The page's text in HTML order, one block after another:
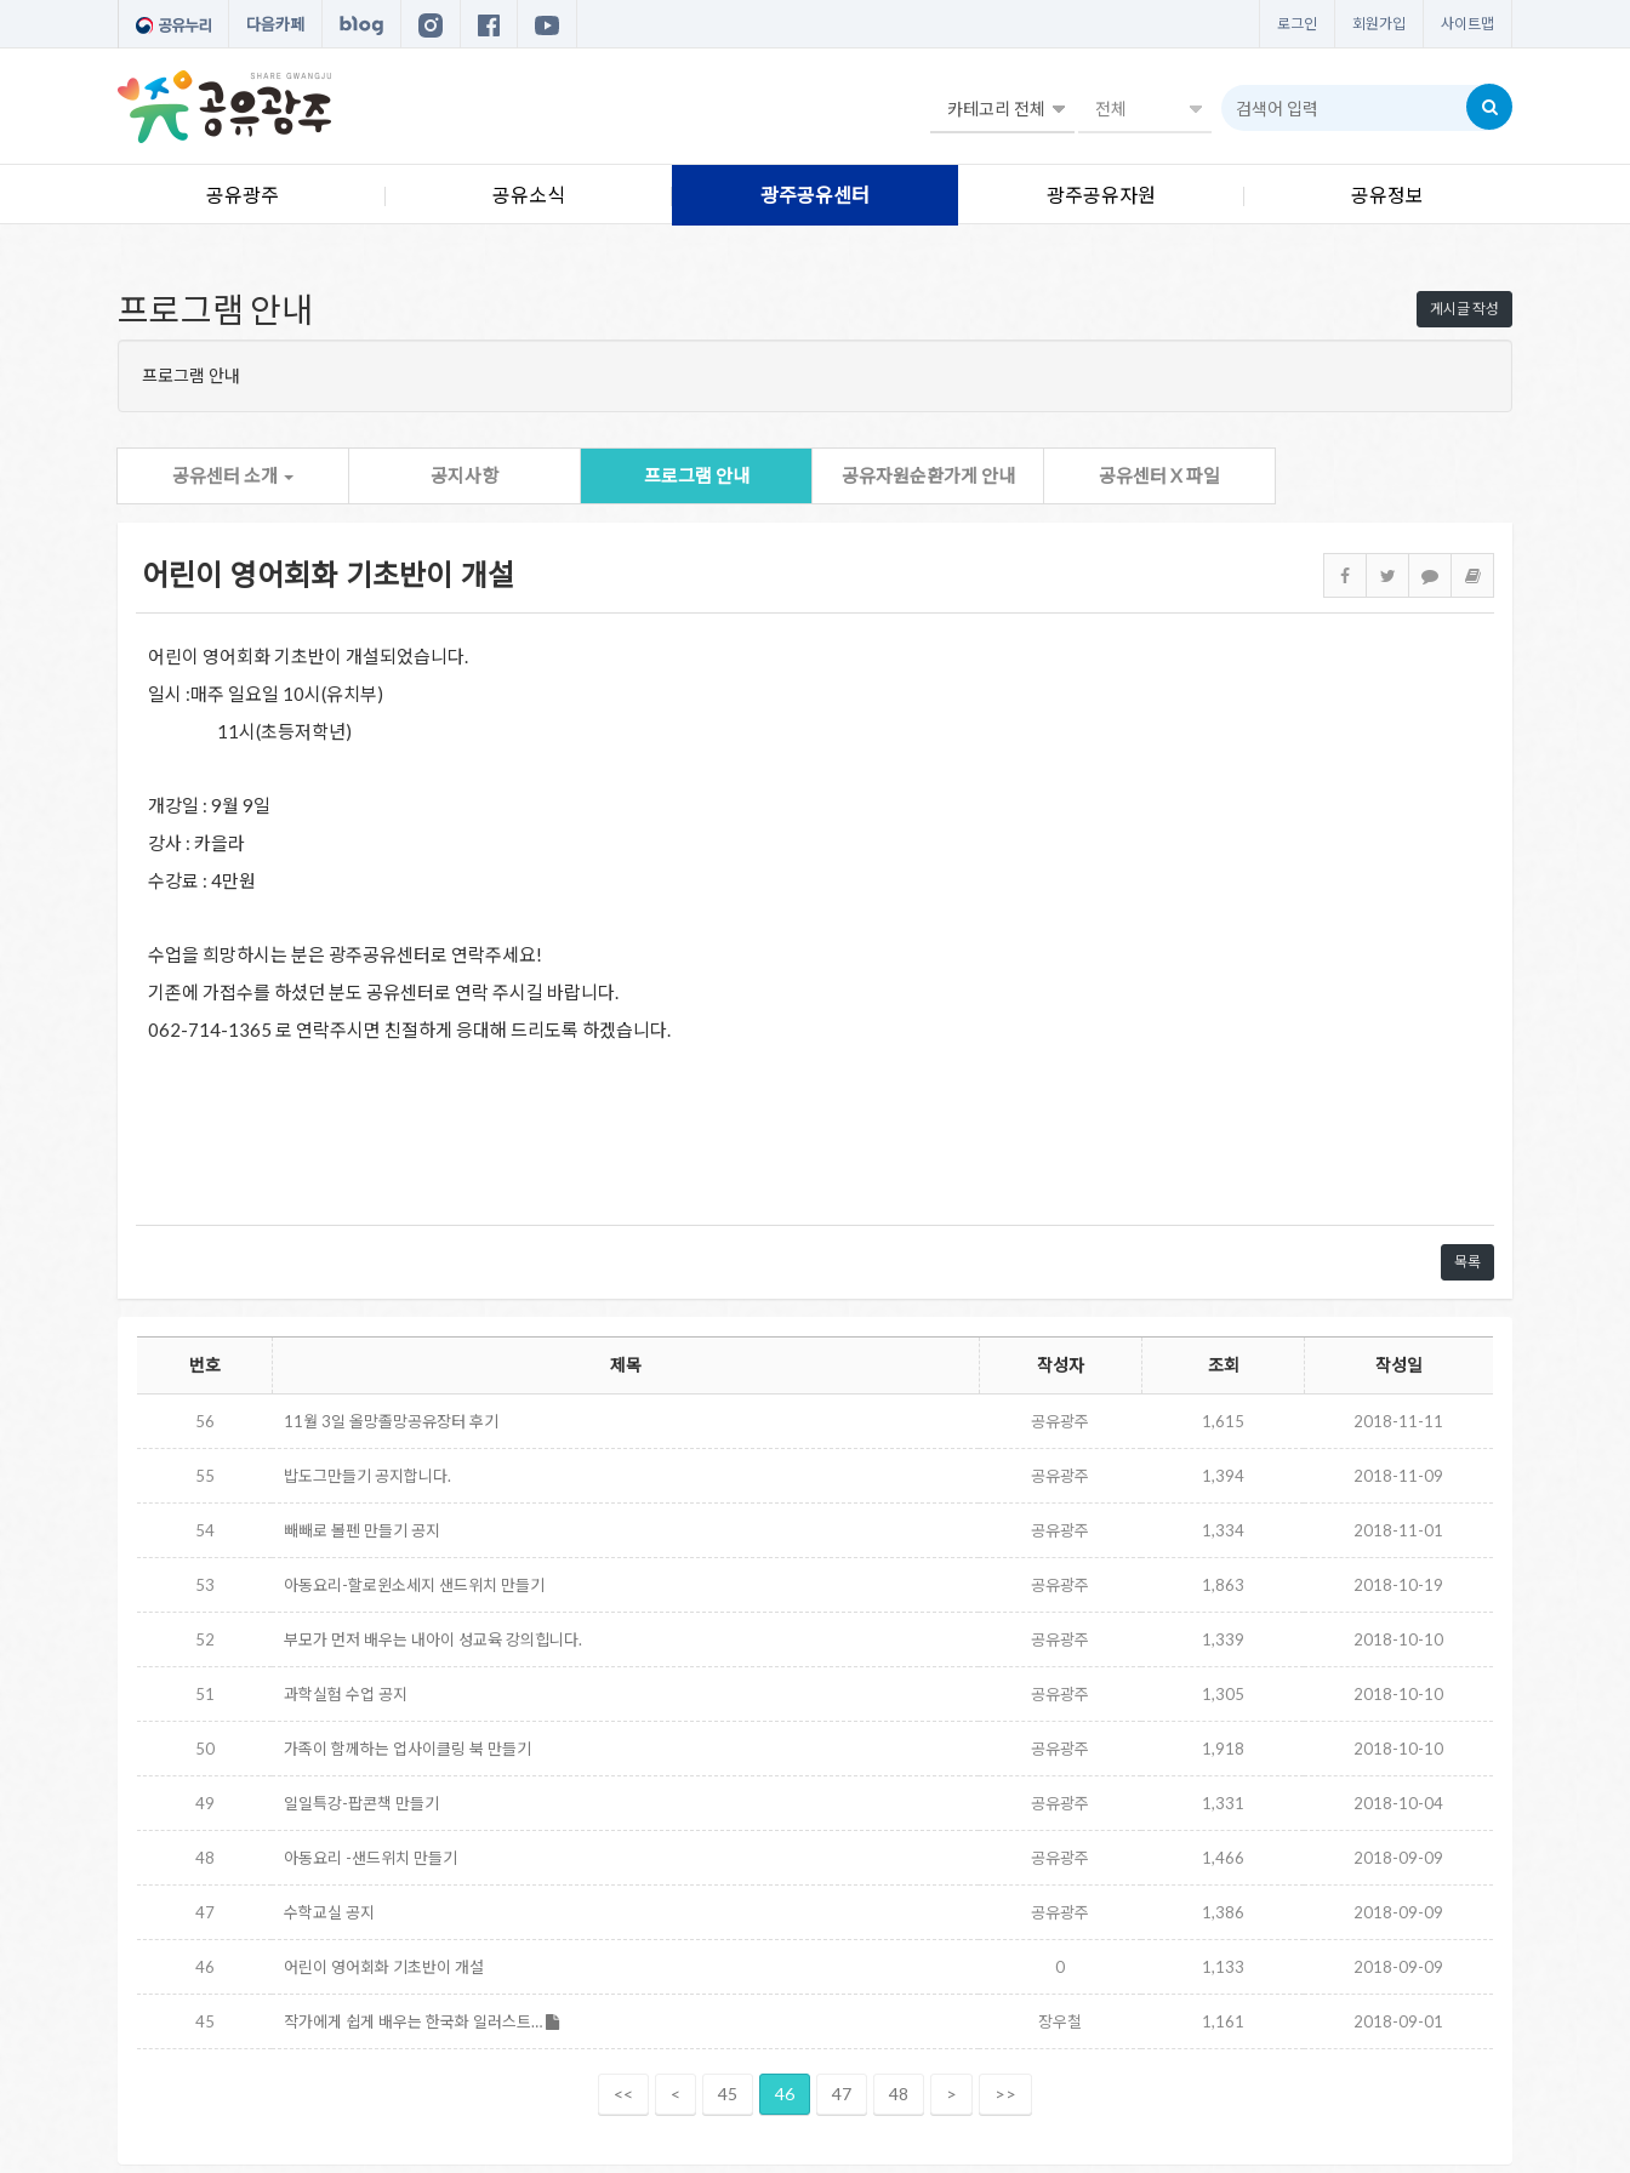
다음카페 로그인 회원가입 사이트맵
공유광주 공유소식 광주공유센터 광주공유자원 공유정보
게시글 작성
프로그램 안내
프로그램 안내
공유센터 소개 공지사항 프로그램 안내 공유자원순환가게 안내 공유센터 X 파일
어린이 영어회화 기초반이 개설
어린이 영어회화 기초반이 개설되었습니다.
일시 :매주 일요일 10시(유치부)
11시(초등저학년)
개강일 : 9월 9일
강사 : 카을라
수강료 : 4만원
수업을 희망하시는 분은 광주공유센터로 연락주세요!
기존에 가접수를 하셨던 분도 공유센터로 연락 주시길 바랍니다.
062-714-1365 로 연락주시면 친절하게 응대해 드리도록 하겠습니다.
목록
번호 제목 작성자 조회 작성일
56 11월 3일 올망졸망공유장터 후기 공유광주 1,615 2018-11-11
55 밥도그만들기 공지합니다. 공유광주 1,394 2018-11-09
54 빼빼로 볼펜 만들기 공지 공유광주 1,334 2018-11-01
53 아동요리-할로윈소세지 샌드위치 만들기 공유광주 1,863 2018-10-19
52 부모가 먼저 배우는 내아이 성교육 강의힙니다. 공유광주 1,339 2018-10-10
51 과학실험 수업 공지 공유광주 1,305 2018-10-10
50 가족이 함께하는 업사이클링 북 만들기 공유광주 1,918 2018-10-10
49 일일특강-팝콘책 만들기 공유광주 1,331 2018-10-04
48 아동요리 -샌드위치 만들기 공유광주 1,466 2018-09-09
47 수학교실 공지 공유광주 1,386 2018-09-09
46 어린이 영어회화 기초반이 개설 0 1,133 2018-09-09
45 작가에게 쉽게 배우는 한국화 일러스트… 장우철 1,161 2018-09-01
<< < 45 46 47 48 > >>